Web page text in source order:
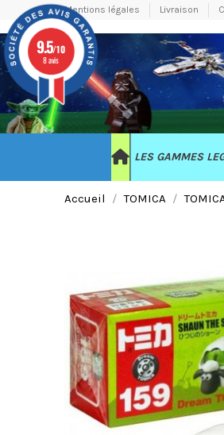
Mentions légales Livraison
LES GAMMES
Accueil TOMICA
9.5/10
8 avis